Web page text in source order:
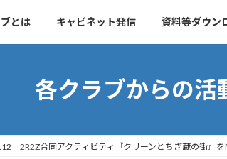
とは キャビネット発信 資料等ダウン
各クラブからの活
2R2Z合同アクティビティ『クリーンとちぎ蔵の街』を